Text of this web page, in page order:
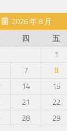
2026 年 8 月
四 五
1
7 8
14 15
21 22
28 29